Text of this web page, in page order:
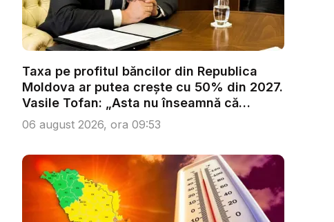
Taxa pe profitul băncilor din Republica
Moldova ar putea crește cu 50% din 2027.
Vasile Tofan: „Asta nu înseamnă că
trebu...
06 august 2026, ora 09:53